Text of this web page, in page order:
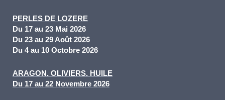
PERLES DE LOZERE
Du 17 au 23 Mai 2026
Du 23 au 29 Août 2026
Du 4 au 10 Octobre 2026
ARAGON. OLIVIERS. HUILE
Du 17 au 22 Novembre 2026